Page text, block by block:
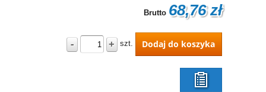
Brutto 68,76 zł
- + szt. Dodaj do koszyka